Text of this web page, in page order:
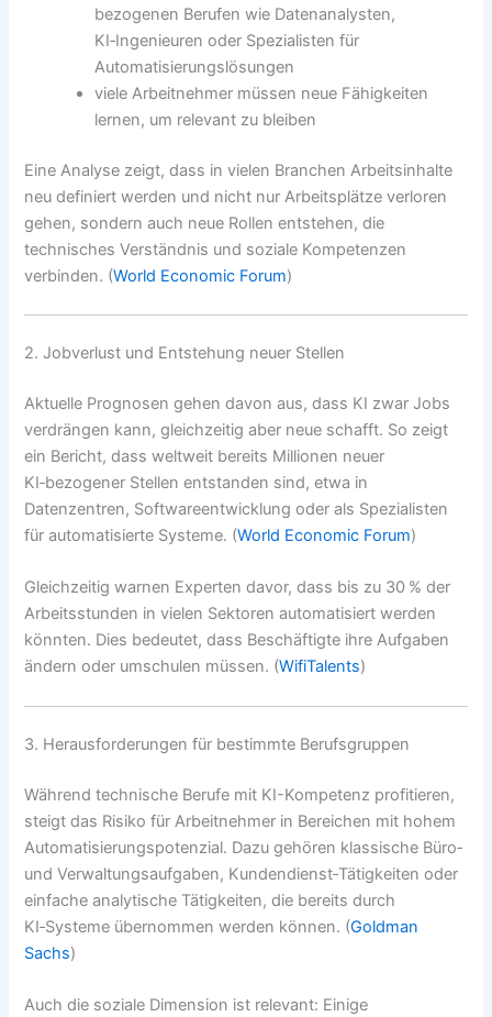
bezogenen Berufen wie Datenanalysten,
KI‑Ingenieuren oder Spezialisten für
Automatisierungslösungen
viele Arbeitnehmer müssen neue Fähigkeiten
lernen, um relevant zu bleiben
Eine Analyse zeigt, dass in vielen Branchen Arbeitsinhalte
neu definiert werden und nicht nur Arbeitsplätze verloren
gehen, sondern auch neue Rollen entstehen, die
technisches Verständnis und soziale Kompetenzen
verbinden. (World Economic Forum)
2. Jobverlust und Entstehung neuer Stellen
Aktuelle Prognosen gehen davon aus, dass KI zwar Jobs
verdrängen kann, gleichzeitig aber neue schafft. So zeigt
ein Bericht, dass weltweit bereits Millionen neuer
KI‑bezogener Stellen entstanden sind, etwa in
Datenzentren, Softwareentwicklung oder als Spezialisten
für automatisierte Systeme. (World Economic Forum)
Gleichzeitig warnen Experten davor, dass bis zu 30 % der
Arbeitsstunden in vielen Sektoren automatisiert werden
könnten. Dies bedeutet, dass Beschäftigte ihre Aufgaben
ändern oder umschulen müssen. (WifiTalents)
3. Herausforderungen für bestimmte Berufsgruppen
Während technische Berufe mit KI-Kompetenz profitieren,
steigt das Risiko für Arbeitnehmer in Bereichen mit hohem
Automatisierungspotenzial. Dazu gehören klassische Büro‑
und Verwaltungsaufgaben, Kundendienst‑Tätigkeiten oder
einfache analytische Tätigkeiten, die bereits durch
KI‑Systeme übernommen werden können. (Goldman
Sachs)
Auch die soziale Dimension ist relevant: Einige